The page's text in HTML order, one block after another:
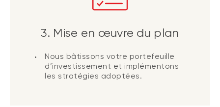
3. Mise en œuvre du plan
Nous bâtissons votre portefeuille
d’investissement et implémentons
les stratégies adoptées.